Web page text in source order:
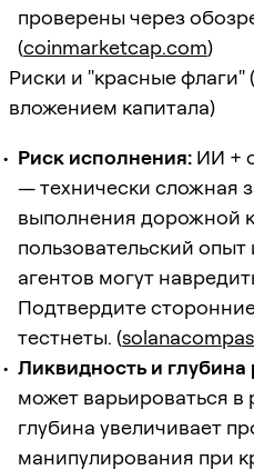
проверены через
(coinmarketcap.com)
Риски и "красные флаги"
вложением капитала)
Риск исполнения: ИИ +
— технически сложная
выполнения дорожной
пользовательский
агентов могут
Подтвердите
тестнеты. (
Ликвидность и глубина
может варьироваться в
глубина увеличивает
манипулирования при